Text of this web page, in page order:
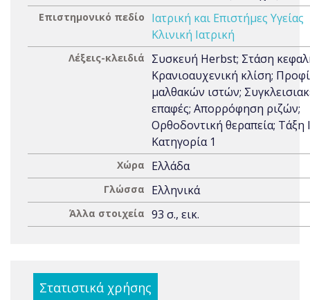
Επιστημονικό πεδίο
Ιατρική και Επιστήμες Υγείας
Κλινική Ιατρική
Λέξεις-κλειδιά
Συσκευή Herbst; Στάση
Κρανιοαυχενική κλίση;
μαλθακών ιστών;
επαφές; Απορρόφηση ριζών;
Ορθοδοντική θεραπεία; Τάξη
Κατηγορία 1
Χώρα Ελλάδα
Γλώσσα Ελληνικά
Άλλα στοιχεία 93 σ., εικ.
Στατιστικά χρήσης